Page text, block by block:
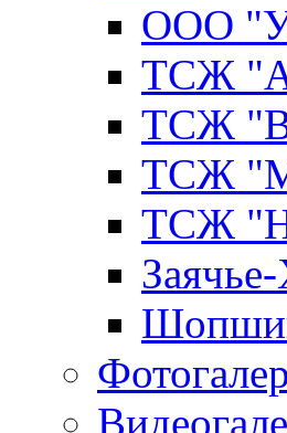
ООО
ТСЖ
ТСЖ
ТСЖ
ТСЖ